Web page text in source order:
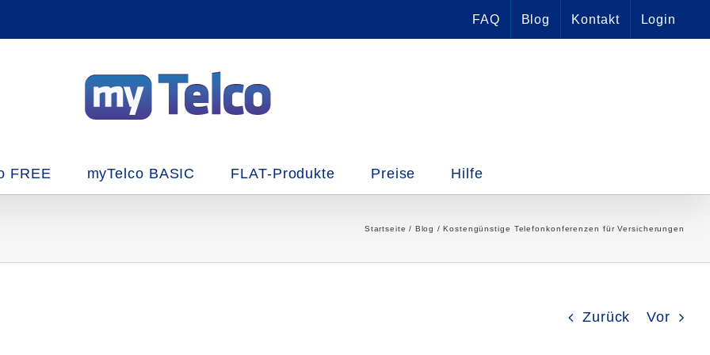
FAQ Blog Kontakt Login
FREE myTelco BASIC FLAT-Produkte Preise Hilfe
Startseite Blog Kostengünstige Telefonkonferenzen für Versicherungen
Zurück Vor